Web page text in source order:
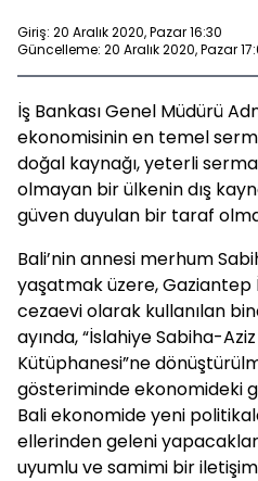
Giriş: 20 Aralık 2020, Pazar 16:30
Güncelleme: 20 Aralık 2020, Pazar
İş Bankası Genel Müdürü
ekonomisinin en temel
doğal kaynağı, yeterli
olmayan bir ülkenin dış
güven duyulan bir taraf
Bali’nin annesi merhum
yaşatmak üzere, Gaziantep
cezaevi olarak kullanılan
ayında, “İslahiye Sabiha-
Kütüphanesi”ne
gösteriminde ekonomideki
Bali ekonomide yeni
ellerinden geleni
uyumlu ve samimi bir